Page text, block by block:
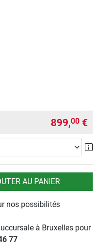
899,00 €
AU PANIER
nos possibilités
à Bruxelles pour
77